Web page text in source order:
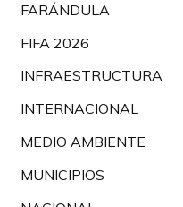
FARÁNDULA
FIFA 2026
INFRAESTRUCTURA
INTERNACIONAL
MEDIO AMBIENTE
MUNICIPIOS